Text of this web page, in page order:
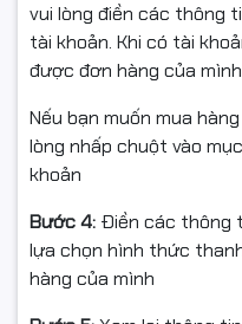
vui lòng điền các thông
tài khoản. Khi có tài
được đơn hàng của mình
Nếu bạn muốn mua
lòng nhấp chuột vào
khoản
Bước 4: Điền các thông
lựa chọn hình thức
hàng của mình